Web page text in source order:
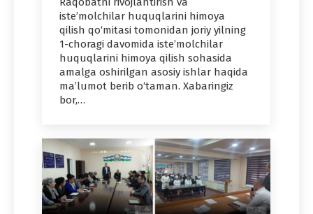
iste’molchilar huquqlarini himoya
qilish qo‘mitasi tomonidan joriy yilning
1-choragi davomida iste’molchilar
huquqlarini himoya qilish sohasida
amalga oshirilgan asosiy ishlar haqida
ma’lumot berib o‘taman. Xabaringiz
bor,…